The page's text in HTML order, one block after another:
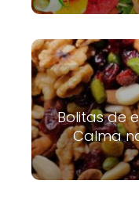
Bolitas de
Calma